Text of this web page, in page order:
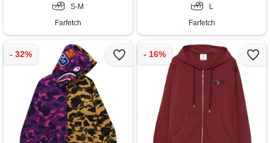
S-M
Farfetch
L
Farfetch